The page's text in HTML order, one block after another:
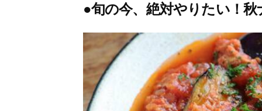
●旬の今、絶対やりたい！